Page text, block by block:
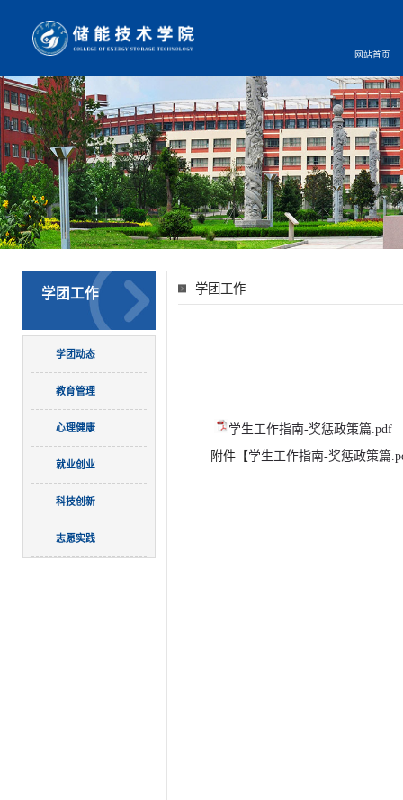
网站首页
学团工作
学团动态
教育管理
心理健康
就业创业
科技创新
志愿实践
学团工作
学生工作指南-奖惩政策篇.pdf
附件【学生工作指南-奖惩政策篇